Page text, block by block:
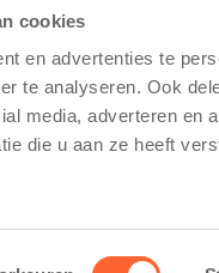
cookies
en advertenties te
te analyseren. Ook
media, adverteren en
die u aan ze heeft
– Cookiebeleid